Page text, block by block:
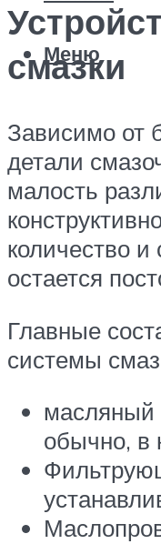
Меню
смазки
Зависимо от
детали
малость
количество
остается
Главные
системы
масляный
обычно, в